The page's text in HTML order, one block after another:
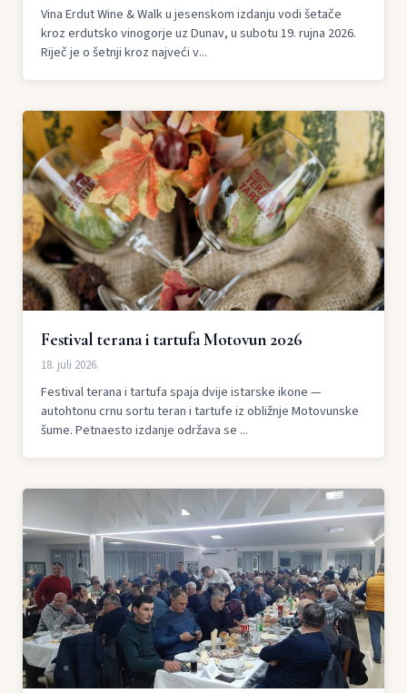
Vina Erdut Wine & Walk u jesenskom izdanju vodi šetače
kroz erdutsko vinogorje uz Dunav, u subotu 19. rujna 2026.
Riječ je o šetnji kroz najveći v...
Festival terana i tartufa Motovun 2026
18. juli 2026.
Festival terana i tartufa spaja dvije istarske ikone —
autohtonu crnu sortu teran i tartufe iz obližnje Motovunske
šume. Petnaesto izdanje održava se ...